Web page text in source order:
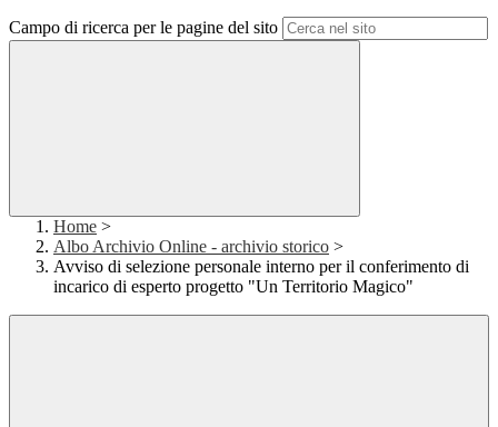
Campo di ricerca per le pagine del sito
Home >
Albo Archivio Online - archivio storico >
Avviso di selezione personale interno per il conferimento di
incarico di esperto progetto "Un Territorio Magico"